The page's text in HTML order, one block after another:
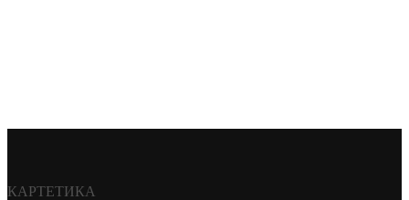
КАРТЕТИКА